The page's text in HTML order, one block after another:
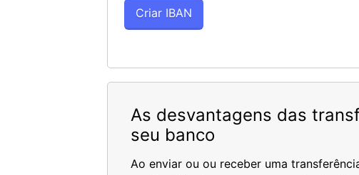
As desvantagens das
seu banco
Ao enviar ou ou receber uma